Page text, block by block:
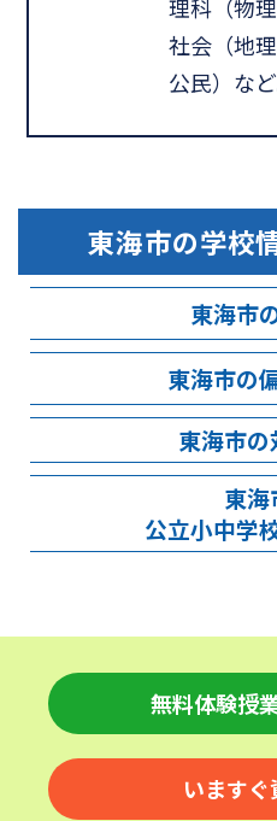
理科（物
社会（地
公民）など
東海市の学校
東海市
東海市の
東海市
東海
公立小中学
無料体験授
います